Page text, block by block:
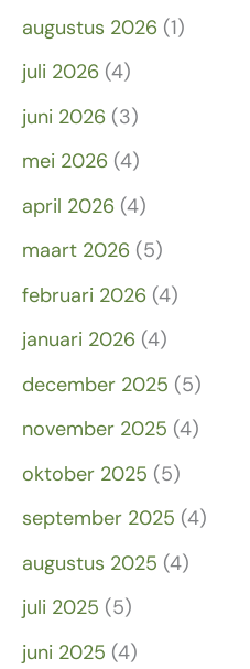
augustus 2026 (1)
juli 2026 (4)
juni 2026 (3)
mei 2026 (4)
april 2026 (4)
maart 2026 (5)
februari 2026 (4)
januari 2026 (4)
december 2025 (5)
november 2025 (4)
oktober 2025 (5)
september 2025 (4)
augustus 2025 (4)
juli 2025 (5)
juni 2025 (4)